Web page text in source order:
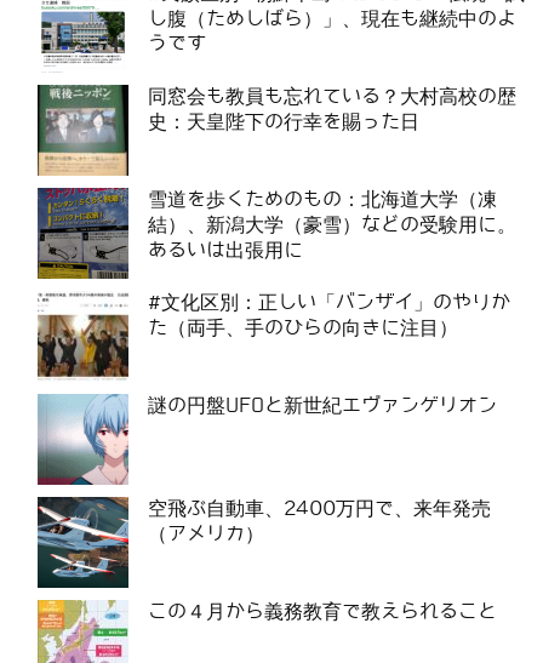
し腹（ためしばら）」、現在も継続中のよ
うです
同窓会も教員も忘れている？大村高校の歴
史：天皇陛下の行幸を賜った日
雪道を歩くためのもの：北海道大学（凍
結）、新潟大学（豪雪）などの受験用に。
あるいは出張用に
#文化区別：正しい「バンザイ」のやりか
た（両手、手のひらの向きに注目）
謎の円盤UFOと新世紀エヴァンゲリオン
空飛ぶ自動車、2400万円で、来年発売
（アメリカ）
この４月から義務教育で教えられること